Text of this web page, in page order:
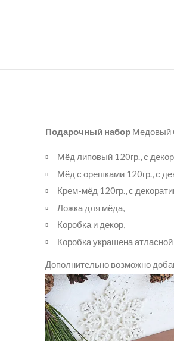
Подарочный набор Медовый
Мёд липовый 120гр., с
Мёд с орешками 120гр., с
Крем-мёд 120гр., с
Ложка для мёда,
Коробка и декор,
Коробка украшена
Дополнительно возможно